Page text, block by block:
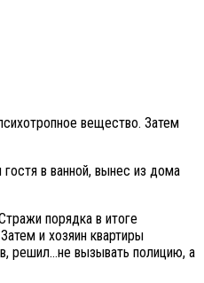
вещество. Затем
в ванной, вынес из дома
порядка в итоге
и хозяин квартиры
решил…не вызывать полицию, а